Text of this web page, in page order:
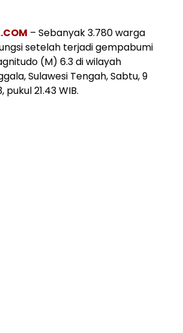
– Sebanyak 3.780 warga
setelah terjadi gempabumi
(M) 6.3 di wilayah
Sulawesi Tengah, Sabtu, 9
21.43 WIB.